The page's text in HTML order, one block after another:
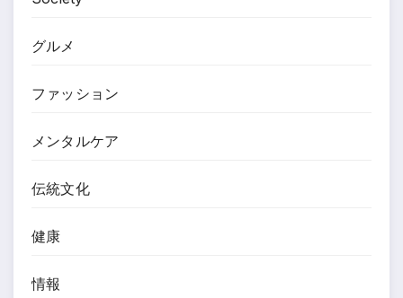
グルメ
ファッション
メンタルケア
伝統文化
健康
情報